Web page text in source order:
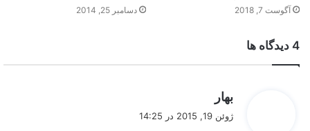
آگوست 7, 2018 دسامبر 25, 2014
‫4 دیدگاه ها
بهار
ژوئن 19, 2015 در 14:25